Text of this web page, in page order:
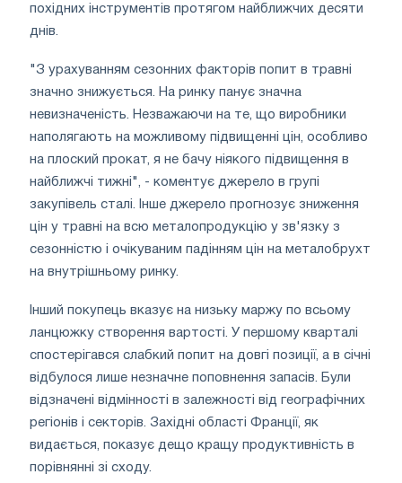
похідних інструментів протягом найближчих десяти
днів.
"З урахуванням сезонних факторів попит в травні
значно знижується. На ринку панує значна
невизначеність. Незважаючи на те, що виробники
наполягають на можливому підвищенні цін, особливо
на плоский прокат, я не бачу ніякого підвищення в
найближчі тижні", - коментує джерело в групі
закупівель сталі. Інше джерело прогнозує зниження
цін у травні на всю металопродукцію у зв'язку з
сезонністю і очікуваним падінням цін на металобрухт
на внутрішньому ринку.
Інший покупець вказує на низьку маржу по всьому
ланцюжку створення вартості. У першому кварталі
спостерігався слабкий попит на довгі позиції, а в січні
відбулося лише незначне поповнення запасів. Були
відзначені відмінності в залежності від географічних
регіонів і секторів. Західні області Франції, як
видається, показує дещо кращу продуктивність в
порівнянні зі сходу.